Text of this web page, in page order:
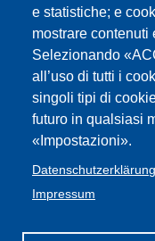
e statistiche; e
mostrare contenuti
Selezionando
all’uso di tutti i
singoli tipi di
futuro in qualsiasi
«Impostazioni».
Datenschutzerklärung
Impressum
scuole primarie e
grado della
triennio 2025-27
sottoscritto il 4
Adeguamento
provinciale,
differenza tra fasce
straordinarii,
studenti; compenso